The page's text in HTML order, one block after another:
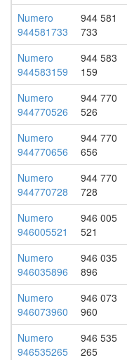
Numero
944581733
944 581
733
Numero
944583159
944 583
159
Numero
944770526
944 770
526
Numero
944770656
944 770
656
Numero
944770728
944 770
728
Numero
946005521
946 005
521
Numero
946035896
946 035
896
Numero
946073960
946 073
960
Numero
946535265
946 535
265